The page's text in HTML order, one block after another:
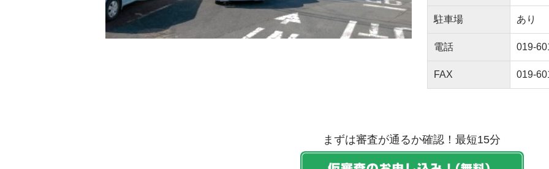
駐車場 あり
電話 019-
FAX 019-
まずは審査が通るか確認！最短15分